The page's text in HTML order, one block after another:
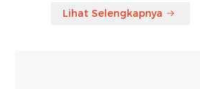
Lihat Selengkapnya